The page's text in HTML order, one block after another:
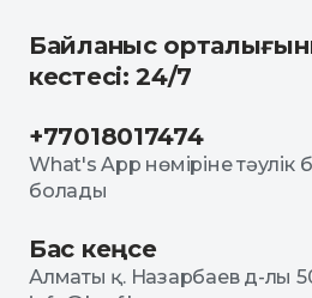
Байланыс
кестесі: 24/7
+77018017474
What's App нөміріне тәулік
болады
Бас кеңсе
Алматы қ. Назарбаев д-лы